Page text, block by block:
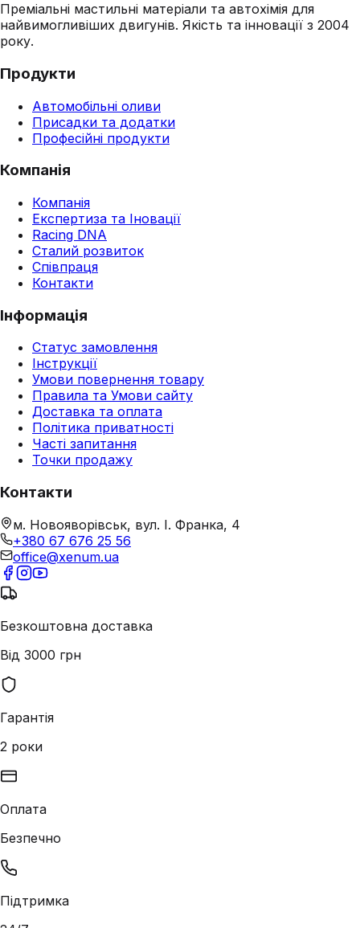
Преміальні мастильні матеріали та автохімія для
найвимогливіших двигунів. Якість та інновації з 2004
року.
Продукти
Автомобільні оливи
Присадки та додатки
Професійні продукти
Компанія
Компанія
Експертиза та Іновації
Racing DNA
Сталий розвиток
Співпраця
Контакти
Інформація
Статус замовлення
Інструкції
Умови повернення товару
Правила та Умови сайту
Доставка та оплата
Політика приватності
Часті запитання
Точки продажу
Контакти
м. Новояворівськ, вул. І. Франка, 4
+380 67 676 25 56
office@xenum.ua
Безкоштовна доставка
Від 3000 грн
Гарантія
2 роки
Оплата
Безпечно
Підтримка